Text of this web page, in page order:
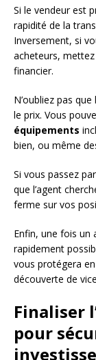
Si le vendeur est
rapidité de la
Inversement, si
acheteurs,
financier.
N’oubliez pas
le prix. Vous
équipements
bien, ou même
Si vous passez
que l’agent
ferme sur vos
Enfin, une fois un
rapidement
vous protégera
découverte de
Finaliser
pour